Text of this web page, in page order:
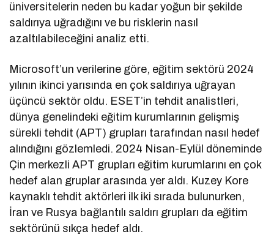
üniversitelerin neden bu kadar yoğun bir şekilde
saldırıya uğradığını ve bu risklerin nasıl
azaltılabileceğini analiz etti.
Microsoft’un verilerine göre, eğitim sektörü 2024
yılının ikinci yarısında en çok saldırıya uğrayan
üçüncü sektör oldu. ESET’in tehdit analistleri,
dünya genelindeki eğitim kurumlarının gelişmiş
sürekli tehdit (APT) grupları tarafından nasıl hedef
alındığını gözlemledi. 2024 Nisan-Eylül döneminde
Çin merkezli APT grupları eğitim kurumlarını en çok
hedef alan gruplar arasında yer aldı. Kuzey Kore
kaynaklı tehdit aktörleri ilk iki sırada bulunurken,
İran ve Rusya bağlantılı saldırı grupları da eğitim
sektörünü sıkça hedef aldı.